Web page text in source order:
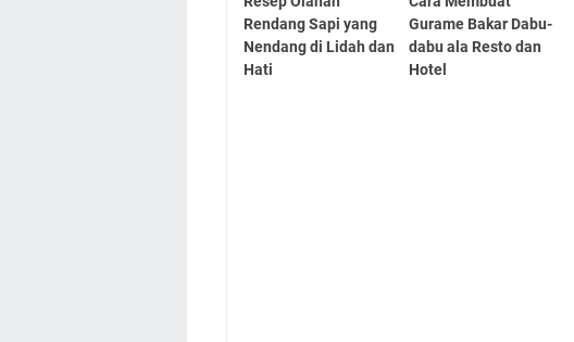
Rendang Sapi yang
Nendang di Lidah dan
Hati
Gurame Bakar Dabu-
dabu ala Resto dan
Hotel